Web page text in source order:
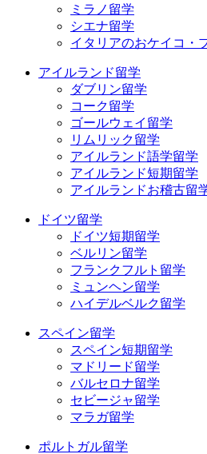
ミラノ留学
シエナ留学
イタリアのおケイコ・
アイルランド留学
ダブリン留学
コーク留学
ゴールウェイ留学
リムリック留学
アイルランド語学留学
アイルランド短期留学
アイルランドお稽古留
ドイツ留学
ドイツ短期留学
ベルリン留学
フランクフルト留学
ミュンヘン留学
ハイデルベルク留学
スペイン留学
スペイン短期留学
マドリード留学
バルセロナ留学
セビージャ留学
マラガ留学
ポルトガル留学